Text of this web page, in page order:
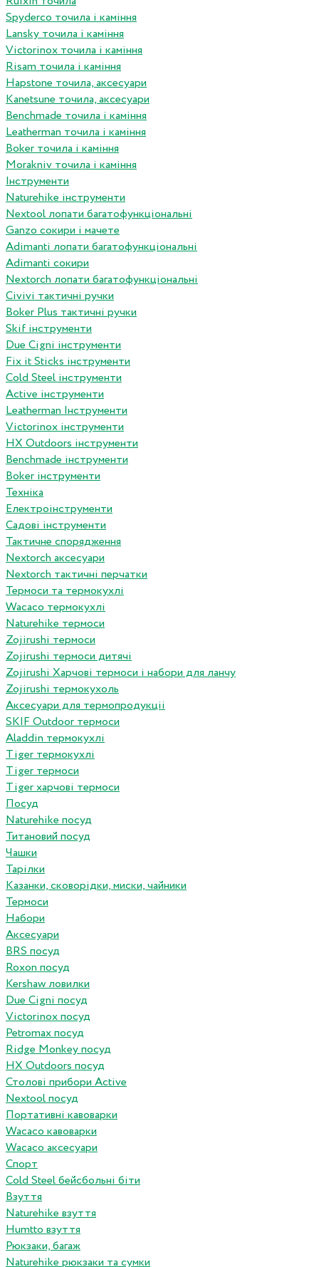
Spyderco точила і каміння
Lansky точила і каміння
Victorinox точила і каміння
Risam точила і каміння
Hapstone точила, аксесуари
Kanetsune точила, аксесуари
Benchmade точила і каміння
Leatherman точила і каміння
Boker точила і каміння
Morakniv точила і каміння
Інструменти
Naturehike інструменти
Nextool лопати багатофункціональні
Ganzo сокири і мачете
Adimanti лопати багатофункціональні
Adimanti сокири
Nextorch лопати багатофункціональні
Сivivi тактичні ручки
Boker Plus тактичні ручки
Skif інструменти
Due Cigni інструменти
Fix it Sticks інструменти
Сold Steel інструменти
Active інструменти
Leatherman Інструменти
Victorinox інструменти
HX Outdoors інструменти
Benchmade інструменти
Boker інструменти
Техніка
Електроінструменти
Садові інструменти
Тактичне спорядження
Nextorch аксесуари
Nextorch тактичні перчатки
Термоси та термокухлі
Wacaco термокухлі
Naturehike термоси
Zojirushi термоси
Zojirushi термоси дитячі
Zojirushi Харчові термоси і набори для ланчу
Zojirushi термокухоль
Аксесуари для термопродукціі
SKIF Outdoor термоси
Aladdin термокухлі
Tiger термокухлі
Tiger термоси
Tiger харчові термоси
Посуд
Naturehike посуд
Титановий посуд
Чашки
Тарілки
Казанки, сковорідки, миски, чайники
Термоси
Набори
Аксесуари
BRS посуд
Roxon посуд
Kershaw ловилки
Due Cigni посуд
Victorinox посуд
Petromax посуд
Ridge Monkey посуд
HX Outdoors посуд
Столові прибори Active
Nextool посуд
Портативні кавоварки
Wacaco кавоварки
Wacaco аксесуари
Спорт
Cold Steel бейсбольні біти
Взуття
Naturehike взуття
Humtto взуття
Рюкзаки, багаж
Naturehike рюкзаки та сумки